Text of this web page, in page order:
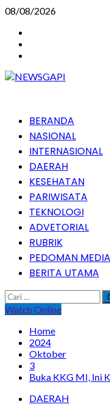
Skip
content
08/08/2026
PrimaryBERANDA
NASIONAL
INTERNASIONAL
DAERAH
KESEHATAN
PARIWISATA
TEKNOLOGI
ADVETORIAL
RUBRIK
PEDOMAN
BERITA UTAMA
Cari
untuk:
Watch Online
Home
2024
Oktober
3
Buka KKG MI, Ini
DAERAH